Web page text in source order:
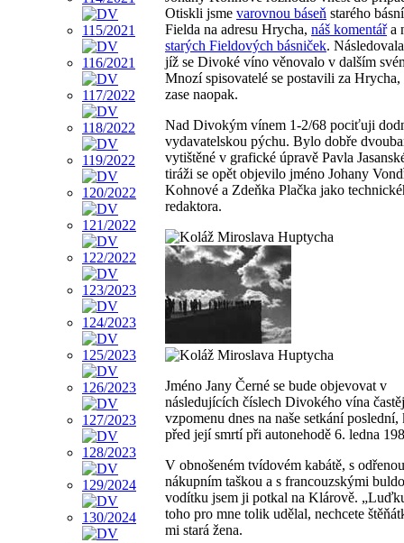
Otiskli jsme varovnou báseň starého
Fielda na adresu Hrycha, náš komentářa
starých Fieldových básniček.
jíž se Divoké víno věnovalo v dalším
Mnozí spisovatelé se postavili za
zase naopak.
Nad Divokým vínem 1-2/68 pociťuji
vydavatelskou pýchu. Bylo dobře
vytištěné v grafické úpravě Pavla
tiráži se opět objevilo jméno Johany
Kohnové a Zdeňka Plačka jako
redaktora.
Jméno Jany Černé se bude objevovat v
následujících číslech Divokého vína
vzpomenu dnes na naše setkání poslední,
před její smrtí při autonehodě 6. ledna
V obnošeném tvídovém kabátě, s odřenou
nákupním taškou a s francouzskými
vodítku jsem ji potkal na Klárově.
toho pro mne tolik udělal, nechcete
mi stará žena.